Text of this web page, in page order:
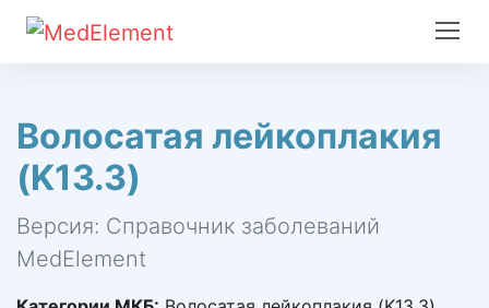
Волосатая лейкоплакия
(K13.3)
Версия: Справочник заболеваний
MedElement